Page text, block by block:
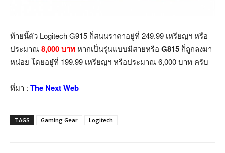
ท้ายนี้ตัว Logitech G915 ก็สนนราคาอยู่ที่ 249.99 เหรียญฯ หรือ
ประมาณ8,000 บาทหากเป็นรุ่นแบบมีสายหรือ G815 ก็ถูกลงมา
หน่อย โดยอยู๋ที่ 199.99 เหรียญฯ หรือประมาณ 6,000 บาท ครับ
ที่มา : The Next Web
TAGS Gaming Gear Logitech